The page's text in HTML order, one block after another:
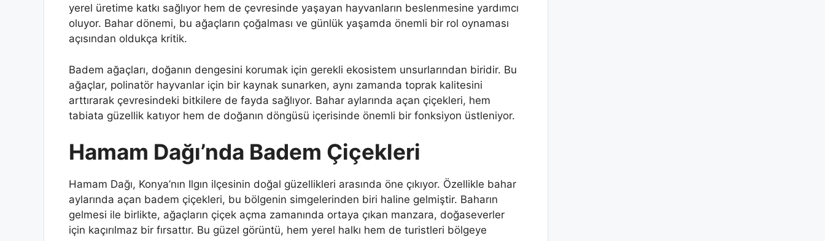
yerel üretime katkı sağlıyor hem de çevresinde yaşayan hayvanların beslenmesine yardımcı
oluyor. Bahar dönemi, bu ağaçların çoğalması ve günlük yaşamda önemli bir rol oynaması
açısından oldukça kritik.
Badem ağaçları, doğanın dengesini korumak için gerekli ekosistem unsurlarından biridir. Bu
ağaçlar, polinatör hayvanlar için bir kaynak sunarken, aynı zamanda toprak kalitesini
arttırarak çevresindeki bitkilere de fayda sağlıyor. Bahar aylarında açan çiçekleri, hem
tabiata güzellik katıyor hem de doğanın döngüsü içerisinde önemli bir fonksiyon üstleniyor.
Hamam Dağı’nda Badem Çiçekleri
Hamam Dağı, Konya’nın Ilgın ilçesinin doğal güzellikleri arasında öne çıkıyor. Özellikle bahar
aylarında açan badem çiçekleri, bu bölgenin simgelerinden biri haline gelmiştir. Baharın
gelmesi ile birlikte, ağaçların çiçek açma zamanında ortaya çıkan manzara, doğaseverler
için kaçırılmaz bir fırsattır. Bu güzel görüntü, hem yerel halkı hem de turistleri bölgeye